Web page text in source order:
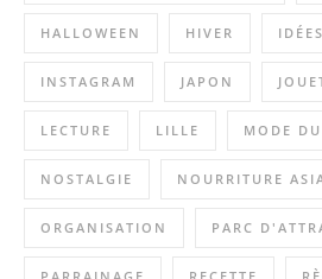
HALLOWEEN HIVER
INSTAGRAM JAPON
LECTURE LILLE MODE
NOSTALGIE NOURRITURE
ORGANISATION PARC